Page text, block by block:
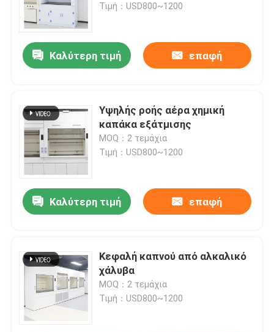
Τιμή：USD800~1200
Καλύτερη τιμή επαφή
Υψηλής ροής αέρα χημική
καπάκα εξάτμισης
MOQ：2 τεμάχια
Τιμή：USD800~1200
Καλύτερη τιμή επαφή
Κεφαλή καπνού από αλκαλικό
χάλυβα
MOQ：2 τεμάχια
Τιμή：USD800~1200